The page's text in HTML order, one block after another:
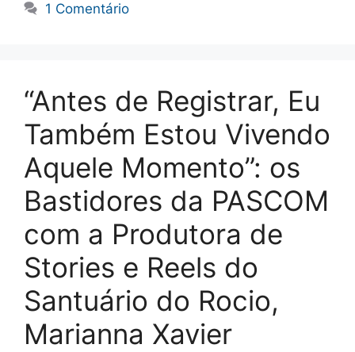
1 Comentário
“Antes de Registrar, Eu
Também Estou Vivendo
Aquele Momento”: os
Bastidores da PASCOM
com a Produtora de
Stories e Reels do
Santuário do Rocio,
Marianna Xavier